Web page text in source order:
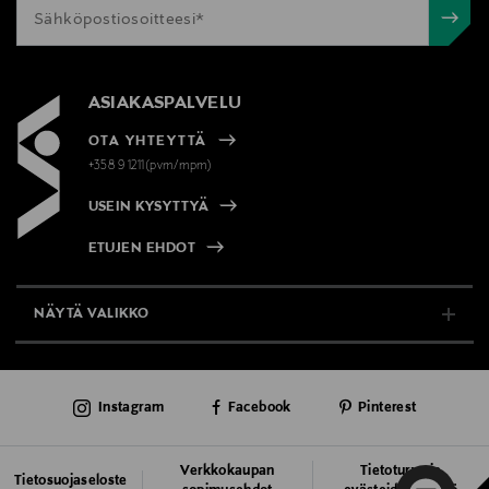
ASIAKASPALVELU
OTA YHTEYTTÄ
+358 9 1211(pvm/mpm)
USEIN KYSYTTYÄ
ETUJEN EHDOT
NÄYTÄ VALIKKO
AJANKOHTAISTA
Tietosuojaseloste
Verkkokaupan
Tietoturva ja
Instagram Facebook Pinterest